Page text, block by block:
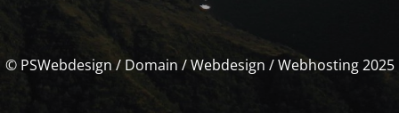
© PSWebdesign / Domain / Webdesign / Webhosting 2025